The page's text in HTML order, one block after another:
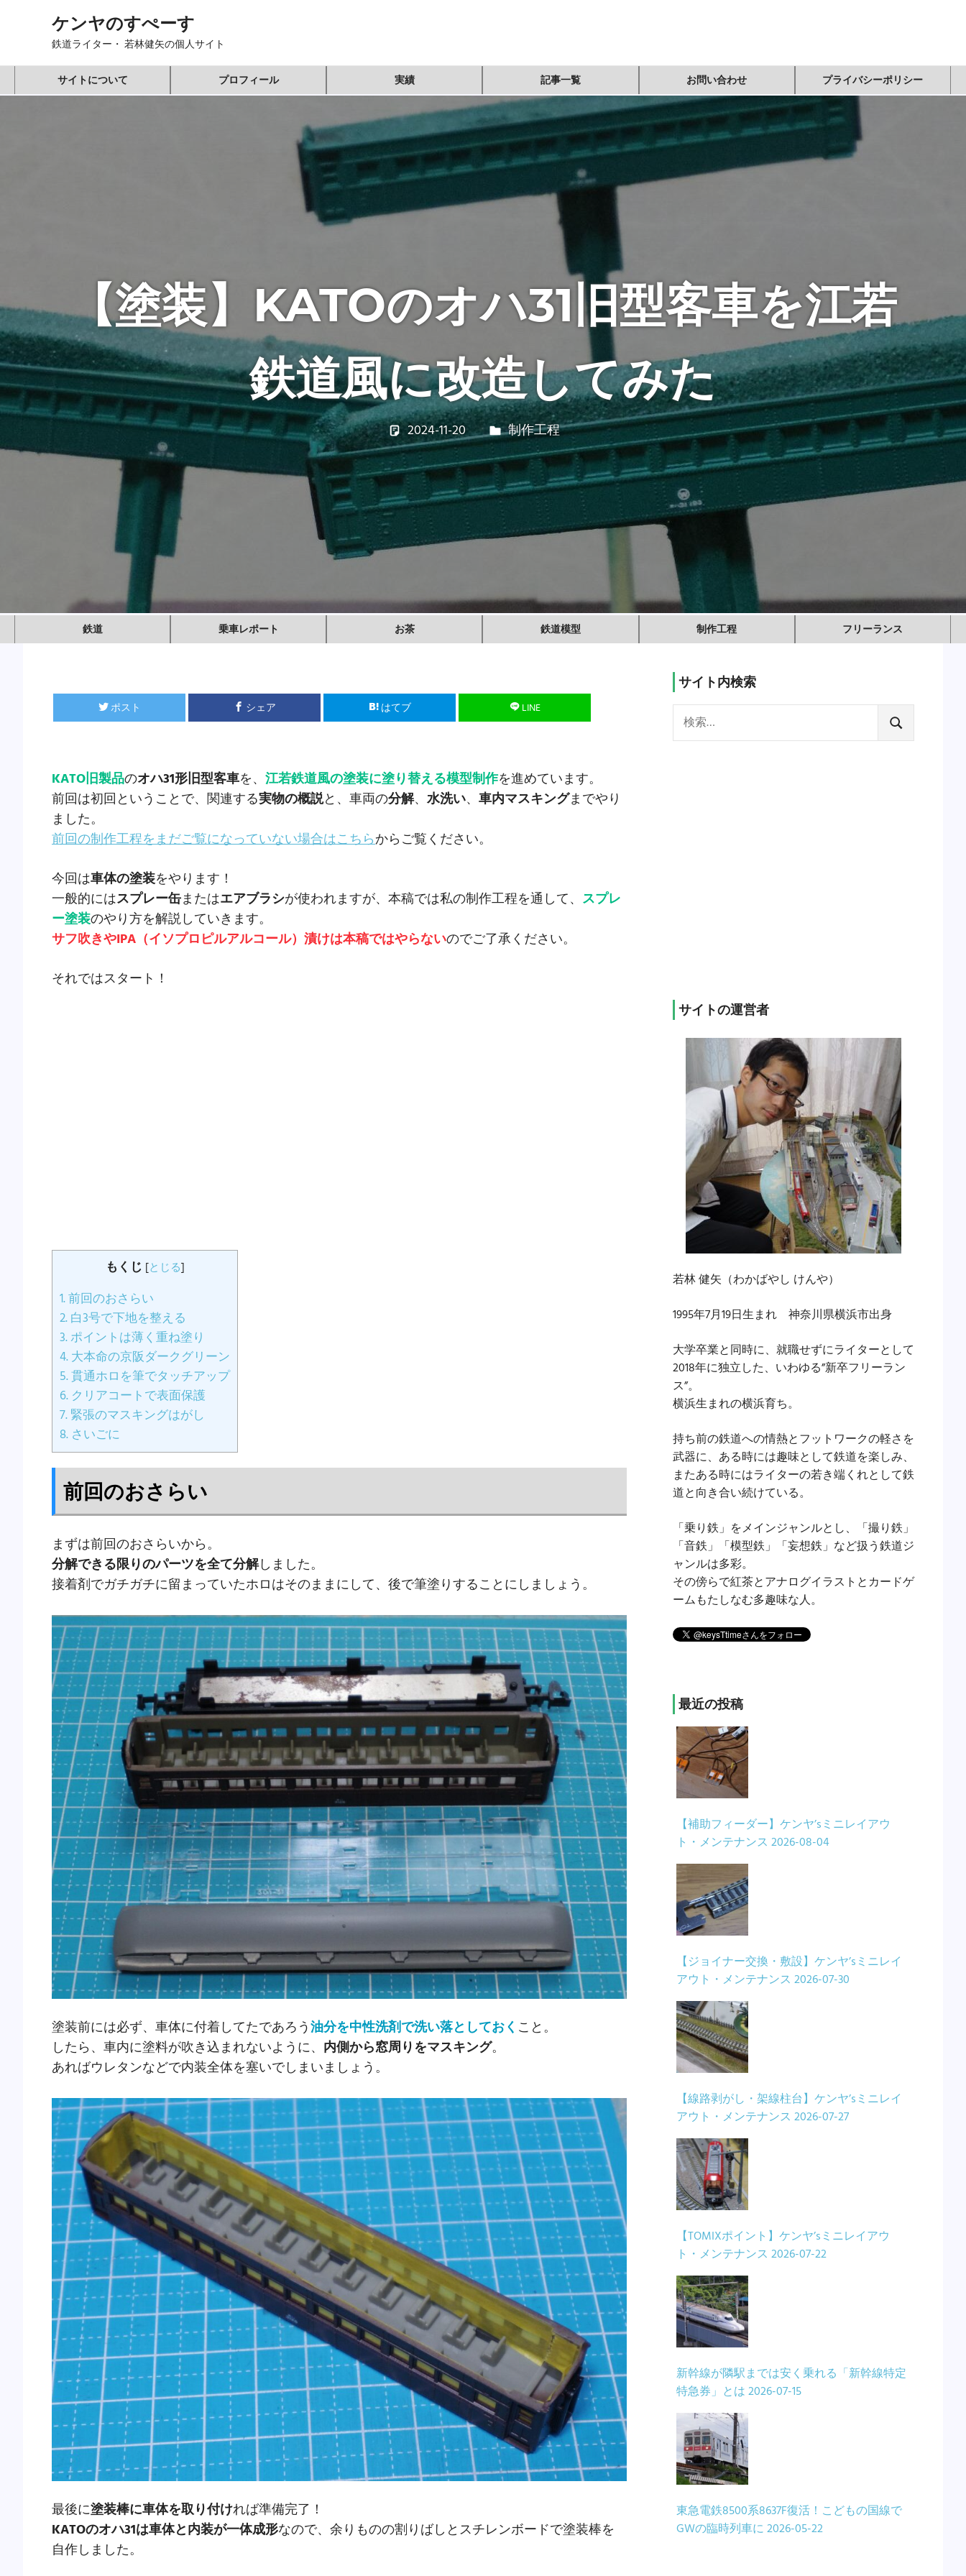
ン
へ
ケンヤのすぺーす
鉄道ライター・ 若林健矢の個人サイト
サイトについて プロフィール 実績 記事一覧 お問い合わせ プライバシーポリシー
【塗装】KATOのオハ31旧型客車を江若
鉄道風に改造してみた
2024-11-20 若林 健矢
制作工程
鉄道 乗車レポート お茶 鉄道模型 制作工程 フリーランス
ポスト シェア はてブ LINE
KATO旧製品のオハ31形旧型客車を、 江若鉄道風の塗装に塗り替える模型制作を進めています。
前回は初回ということで、関連する実物の概説と、車両の分解、 水洗い、 車内マスキングまでやり
ました。
前回の制作工程をまだご覧になっていない場合はこちらからご覧ください。
今回は車体の塗装をやります！
一般的にはスプレー缶またはエアブラシが使われますが、本稿では私の制作工程を通して、 スプレ
ー塗装のやり方を解説していきます。
サフ吹きやIPA（イソプロピルアルコール）漬けは本稿ではやらないのでご了承ください。
それではスタート！
もくじ [とじる]
1.前回のおさらい
2.白3号で下地を整える
3.ポイントは薄く重ね塗り
4.大本命の京阪ダークグリーン
5.貫通ホロを筆でタッチアップ
6. クリアコートで表面保護
7.緊張のマスキングはがし
8. さいごに
前回のおさらい
まずは前回のおさらいから。
分解できる限りのパーツを全て分解しました。
接着剤でガチガチに留まっていたホロはそのままにして、後で筆塗りすることにしましょう。
塗装前には必ず、車体に付着してたであろう油分を中性洗剤で洗い落としておく こと。
したら、車内に塗料が吹き込まれないように、 内側から窓周りをマスキング。
あればウレタンなどで内装全体を塞いでしまいましょう。
最後に塗装棒に車体を取り付ければ準備完了！
KATOのオハ31は車体と内装が一体成形なので、余りものの割りばしとスチレンボードで塗装棒を
自作しました。
サイト内検索
索:
検
索
サイトの運営者
若林 健矢（わかばやし けんや）
1995年7月19日生まれ 神奈川県横浜市出身
大学卒業と同時に、就職せずにライターとして
2018年に独立した、いわゆる”新卒フリーラン
ス”。
横浜生まれの横浜育ち。
持ち前の鉄道への情熱とフットワークの軽さを
武器に、ある時には趣味として鉄道を楽しみ、
またある時にはライターの若き端くれとして鉄
道と向き合い続けている。
「乗り鉄」をメインジャンルとし、「撮り鉄」
「音鉄」「模型鉄」「妄想鉄」など扱う鉄道ジ
ャンルは多彩。
その傍らで紅茶とアナログイラストとカードゲ
ームもたしなむ多趣味な人。
最近の投稿
【補助フィーダー】ケンヤ’sミニレイアウ
ト・メンテナンス 2026-08-04
【ジョイナー交換・敷設】ケンヤ’sミニレイ
アウト・メンテナンス 2026-07-30
【線路剥がし・架線柱台】ケンヤ’sミニレイ
アウト・メンテナンス 2026-07-27
【TOMIXポイント】ケンヤ’sミニレイアウ
ト・メンテナンス 2026-07-22
新幹線が隣駅までは安く乗れる「新幹線特定
特急券」とは2026-07-15
東急電鉄8500系8637F復活！こどもの国線で
GWの臨時列車に2026-05-22